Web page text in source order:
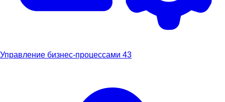
Управление бизнес-процессами 43